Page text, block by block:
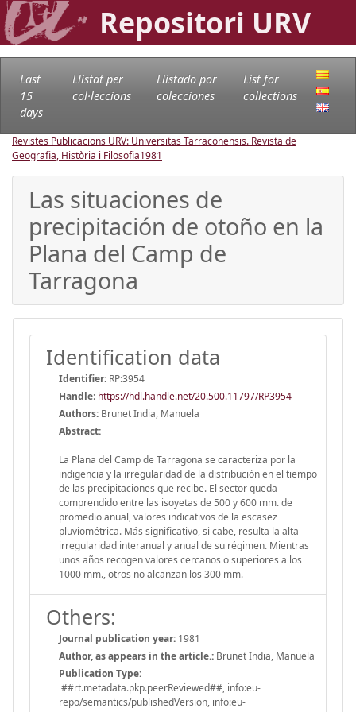
Repositori URV
Last
15
days
Llistat per
col·leccions
Llistado por
colecciones
List for
collections
Revistes Publicacions URV: Universitas Tarraconensis. Revista de
Geografia, Història i Filosofia1981
Las situaciones de
precipitación de otoño en la
Plana del Camp de
Tarragona
Identification data
Identifier: RP:3954
Handle: https://hdl.handle.net/20.500.11797/RP3954
Authors: Brunet India, Manuela
Abstract:
La Plana del Camp de Tarragona se caracteriza por la
indigencia y la irregularidad de la distribución en el tiempo
de las precipitaciones que recibe. El sector queda
comprendido entre las isoyetas de 500 y 600 mm. de
promedio anual, valores indicativos de la escasez
pluviométrica. Más significativo, si cabe, resulta la alta
irregularidad interanual y anual de su régimen. Mientras
unos años recogen valores cercanos o superiores a los
1000 mm., otros no alcanzan los 300 mm.
Others:
Journal publication year: 1981
Author, as appears in the article.: Brunet India, Manuela
Publication Type:
##rt.metadata.pkp.peerReviewed##, info:eu-
repo/semantics/publishedVersion, info:eu-